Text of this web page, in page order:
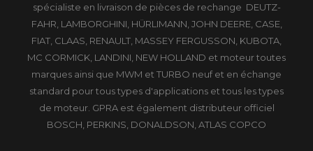
spécialiste en livraison de pièces de rechange DEUTZ-
FAHR, LAMBORGHINI, HÜRLIMANN, JOHN DEERE, CASE,
FIAT, CLAAS, RENAULT, MASSEY FERGUSSON, KUBOTA,
MC CORMICK, LANDINI, NEW HOLLAND et moteur toutes
marques ainsi que MWM et TURBO neuf et en échange
standard pour tous types d'applications et tous les types
de moteur. GPRA est également distributeur officiel
BOSCH, PERKINS, DONALDSON, ATLAS COPCO